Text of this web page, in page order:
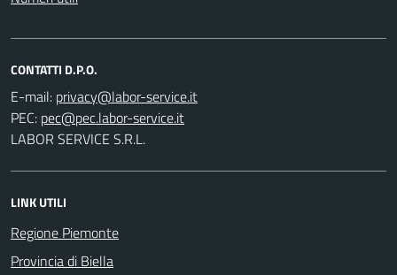
CONTATTI D.P.O.
E-mail:
PEC:
LABOR SERVICE S.R.L.
LINK UTILI
Regione Piemonte
Provincia di Biella